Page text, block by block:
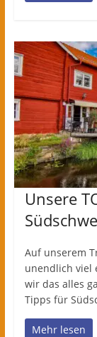
Unsere
Auf unserem
unendlich viel
wir das alles
Tipps für
Mehr lesen